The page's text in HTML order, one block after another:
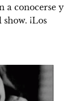
a conocerse y
¡Los